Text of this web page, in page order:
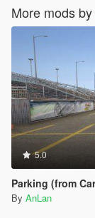
More mods by
5.0
Parking (from
By AnLan